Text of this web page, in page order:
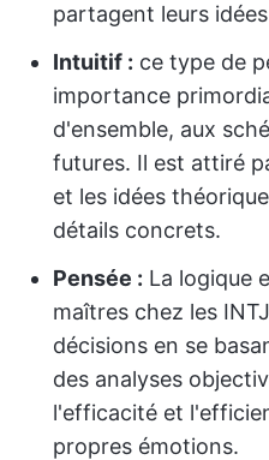
partagent leurs
Intuitif : ce type de
importance
d'ensemble, aux
futures. Il est attiré
et les idées
détails concrets.
Pensée : La logique
maîtres chez les
décisions en se
des analyses
l'efficacité et
propres émotions.